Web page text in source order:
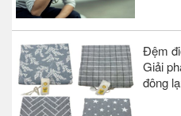
Đệm
Giải
đông